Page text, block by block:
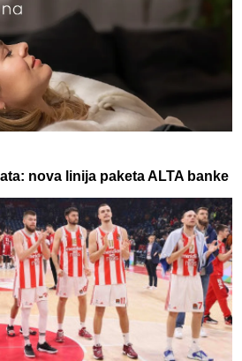
nova linija paketa ALTA banke